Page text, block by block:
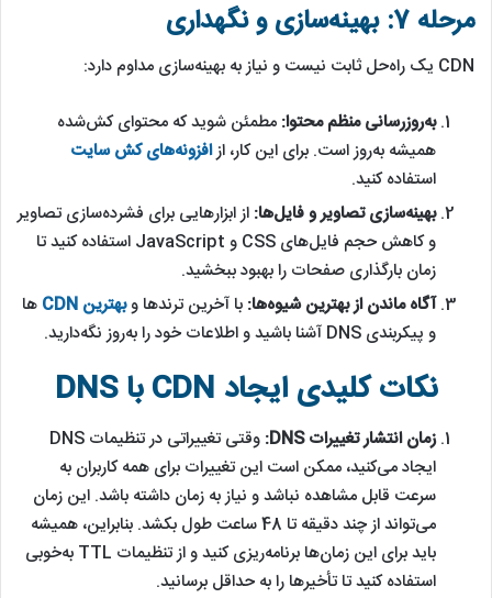
مرحله 7: بهینه‌سازی و نگهداری
CDN یک راه‌حل ثابت نیست و نیاز به بهینه‌سازی مداوم دارد:
به‌روزرسانی منظم محتوا: مطمئن شوید که محتوای کش‌شده
همیشه به‌روز است. برای این کار، ازافزونه‌های کش سایت
استفاده کنید.
بهینه‌سازی تصاویر و فایل‌ها: از ابزارهایی برای فشرده‌سازی تصاویر
و کاهش حجم فایل‌های CSS و JavaScript استفاده کنید تا
زمان بارگذاری صفحات را بهبود ببخشید.
آگاه ماندن از بهترین شیوه‌ها: با آخرین ترندها وبهترین CDN
ها
و پیکربندی DNS آشنا باشید و اطلاعات خود را به‌روز نگه‌دارید.
نکات کلیدی ایجاد CDN با DNS
زمان انتشار تغییرات DNS:
وقتی تغییراتی در تنظیمات DNS
ایجاد می‌کنید، ممکن است این تغییرات برای همه کاربران به
سرعت قابل مشاهده نباشد و نیاز به زمان داشته باشد. این زمان
می‌تواند از چند دقیقه تا 48 ساعت طول بکشد. بنابراین، همیشه
باید برای این زمان‌ها برنامه‌ریزی کنید و از تنظیمات TTL به‌خوبی
استفاده کنید تا تأخیرها را به حداقل برسانید.